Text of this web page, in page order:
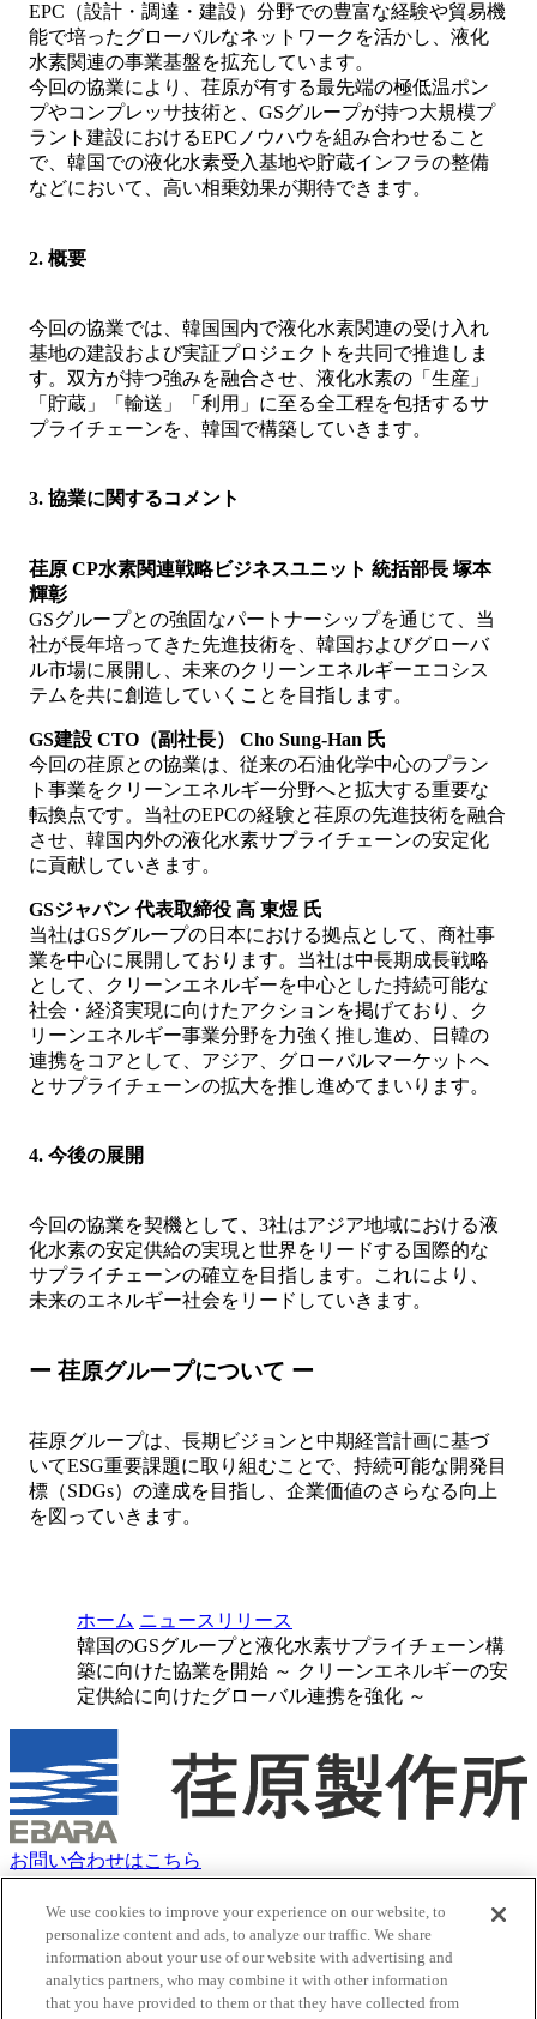
EPC（設計・調達・建設）分野での豊富な経験や貿易機
能で培ったグローバルなネットワークを活かし、液化
水素関連の事業基盤を拡充しています。
今回の協業により、荏原が有する最先端の極低温ポン
プやコンプレッサ技術と、GSグループが持つ大規模プ
ラント建設におけるEPCノウハウを組み合わせること
で、韓国での液化水素受入基地や貯蔵インフラの整備
などにおいて、高い相乗効果が期待できます。
2. 概要
今回の協業では、韓国国内で液化水素関連の受け入れ
基地の建設および実証プロジェクトを共同で推進しま
す。双方が持つ強みを融合させ、液化水素の「生産」
「貯蔵」「輸送」「利用」に至る全工程を包括するサ
プライチェーンを、韓国で構築していきます。
3. 協業に関するコメント
荏原 CP水素関連戦略ビジネスユニット 統括部長 塚本
輝彰
GSグループとの強固なパートナーシップを通じて、当
社が長年培ってきた先進技術を、韓国およびグローバ
ル市場に展開し、未来のクリーンエネルギーエコシス
テムを共に創造していくことを目指します。
GS建設 CTO（副社長） Cho Sung-Han 氏
今回の荏原との協業は、従来の石油化学中心のプラン
ト事業をクリーンエネルギー分野へと拡大する重要な
転換点です。当社のEPCの経験と荏原の先進技術を融合
させ、韓国内外の液化水素サプライチェーンの安定化
に貢献していきます。
GSジャパン 代表取締役 高 東煜 氏
当社はGSグループの日本における拠点として、商社事
業を中心に展開しております。当社は中長期成長戦略
として、クリーンエネルギーを中心とした持続可能な
社会・経済実現に向けたアクションを掲げており、ク
リーンエネルギー事業分野を力強く推し進め、日韓の
連携をコアとして、アジア、グローバルマーケットへ
とサプライチェーンの拡大を推し進めてまいります。
4. 今後の展開
今回の協業を契機として、3社はアジア地域における液
化水素の安定供給の実現と世界をリードする国際的な
サプライチェーンの確立を目指します。これにより、
未来のエネルギー社会をリードしていきます。
ー 荏原グループについて ー
荏原グループは、長期ビジョンと中期経営計画に基づ
いてESG重要課題に取り組むことで、持続可能な開発目
標（SDGs）の達成を目指し、企業価値のさらなる向上
を図っていきます。
ホーム ニュースリリース
韓国のGSグループと液化水素サプライチェーン構
築に向けた協業を開始 ～ クリーンエネルギーの安
定供給に向けたグローバル連携を強化 ～
お問い合わせはこちら
クッキーポリシー
サイトマップ
サイトのご利用にあたって
荏原グループ 個人情報保護方針（プライバシーポリシー）
ソーシャルメディアポリシー
ウェブアクセシビリティポリシー
We use cookies to improve your experience on our website, to
personalize content and ads, to analyze our traffic. We share
information about your use of our website with advertising and
analytics partners, who may combine it with other information
that you have provided to them or that they have collected from